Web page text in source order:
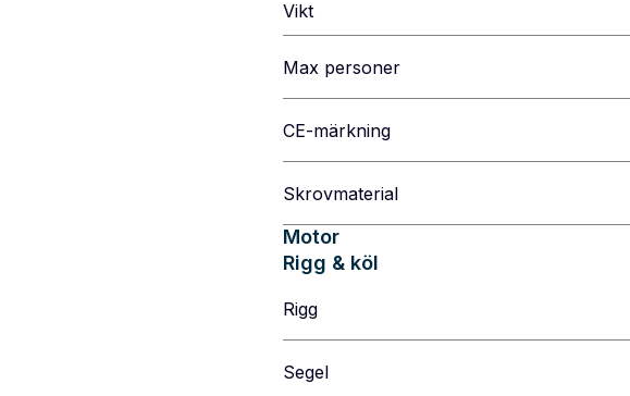
Vikt
Max personer
CE-märkning
Skrovmaterial
Motor
Rigg & köl
Rigg
Segel